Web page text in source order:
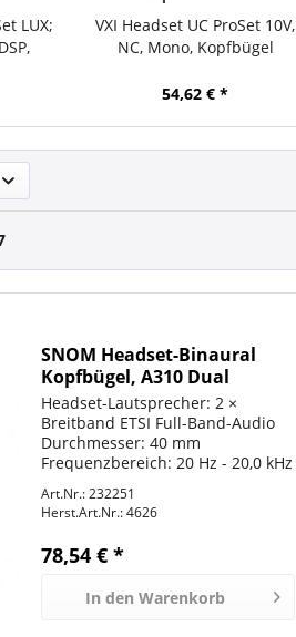
LUX;
VXI Headset UC ProSet 10V,
NC, Mono, Kopfbügel
54,62 € *
SNOM Headset-Binaural
Kopfbügel, A310 Dual
Headset-Lautsprecher: 2 ×
Breitband ETSI Full-Band-Audio
Durchmesser: 40 mm
Frequenzbereich: 20 Hz - 20,0 kHz
Nebengeräuschunterdrückung
Frequenzbereich: 100 Hz - 10,0
kHz Empfindlichkeit: -26 dBFS/Pa
Art.Nr.: 232251
Herst.Art.Nr.:4626
78,54 € *
In den Warenkorb